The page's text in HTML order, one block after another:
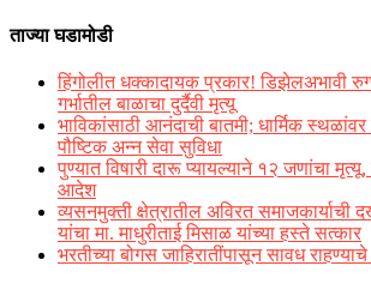
ताज्या घडामोडी
हिंगोलीत धक्कादायक प्रकार! डिझेलअभावी
गर्भातील बाळाचा दुर्दैवी मृत्यू
भाविकांसाठी आनंदाची बातमी; धार्मिक
पौष्टिक अन्न सेवा सुविधा
पुण्यात विषारी दारू प्यायल्याने १२ जणांचा
आदेश
व्यसनमुक्ती क्षेत्रातील अविरत समाजकार्याची
यांचा मा. माधुरीताई मिसाळ यांच्या हस्ते सत्कार
भरतीच्या बोगस जाहिरातींपासून सावध